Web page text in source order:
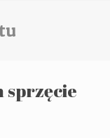
sprzęcie